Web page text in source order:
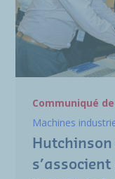
Communiqué
Machines
Hutchinson